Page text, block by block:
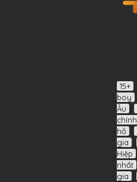
15+
boy
Âu
chính
hồ
gia
Hiệp
nhất
gia